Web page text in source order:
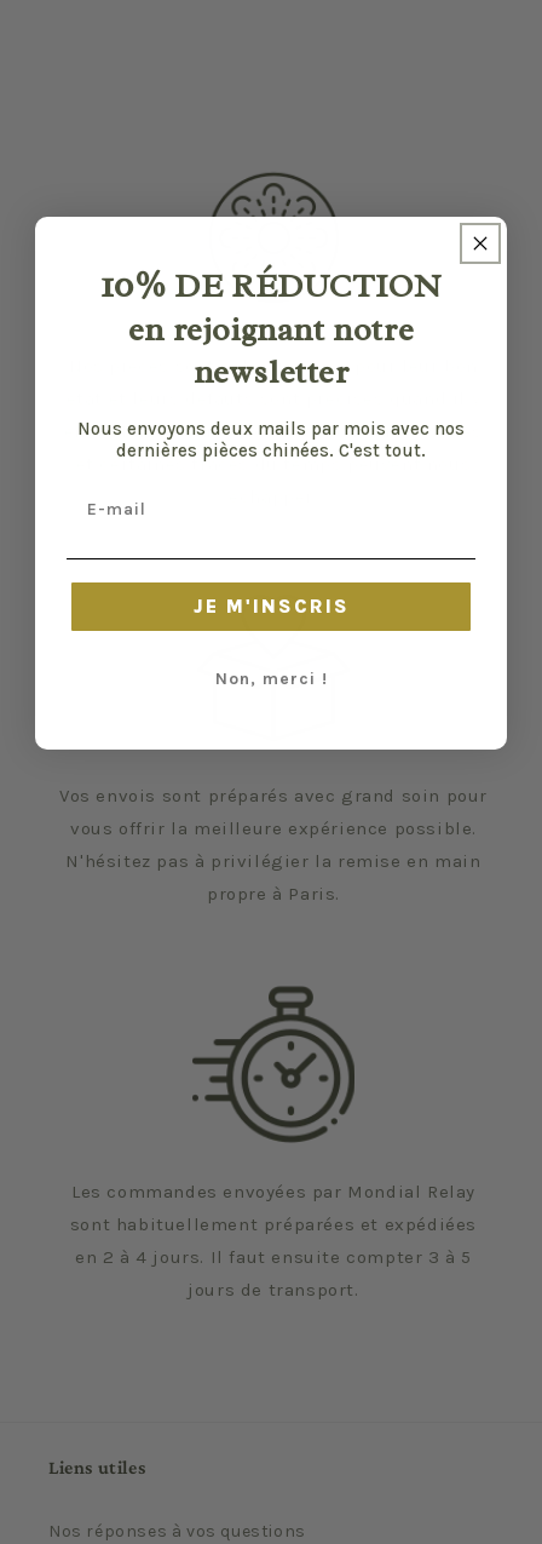
Nos pièces sont sélectionnées pour leur bon
en a. Malgré tout, elles ont vécu d'autres vies
et certaines traces du temps peuvent nous
Vos envois sont préparés avec grand soin pour
vous offrir la meilleure expérience possible.
N'hésitez pas à privilégier la remise en main
propre à Paris.
Les commandes envoyées par Mondial Relay
sont habituellement préparées et expédiées
en 2 à 4 jours. Il faut ensuite compter 3 à 5
jours de transport.
Liens utiles
Nos réponses à vos questions
10% DE RÉDUCTION
en rejoignant notre
newsletter
Nous envoyons deux mails par mois avec nos
dernières pièces chinées. C'est tout.
JE M'INSCRIS
Non, merci !